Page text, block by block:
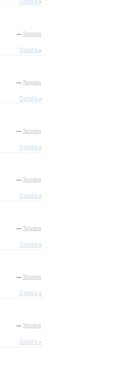
— Tatoeba
Details ▸
— Tatoeba
Details ▸
— Tatoeba
Details ▸
— Tatoeba
Details ▸
— Tatoeba
Details ▸
— Tatoeba
Details ▸
— Tatoeba
Details ▸